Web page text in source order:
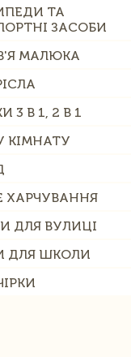
ТА
ЗАСОБИ
МАЛЮКА
3 В 1, 2 В 1
КІМНАТУ
ХАРЧУВАННЯ
ДЛЯ ВУЛИЦІ
ДЛЯ ШКОЛИ